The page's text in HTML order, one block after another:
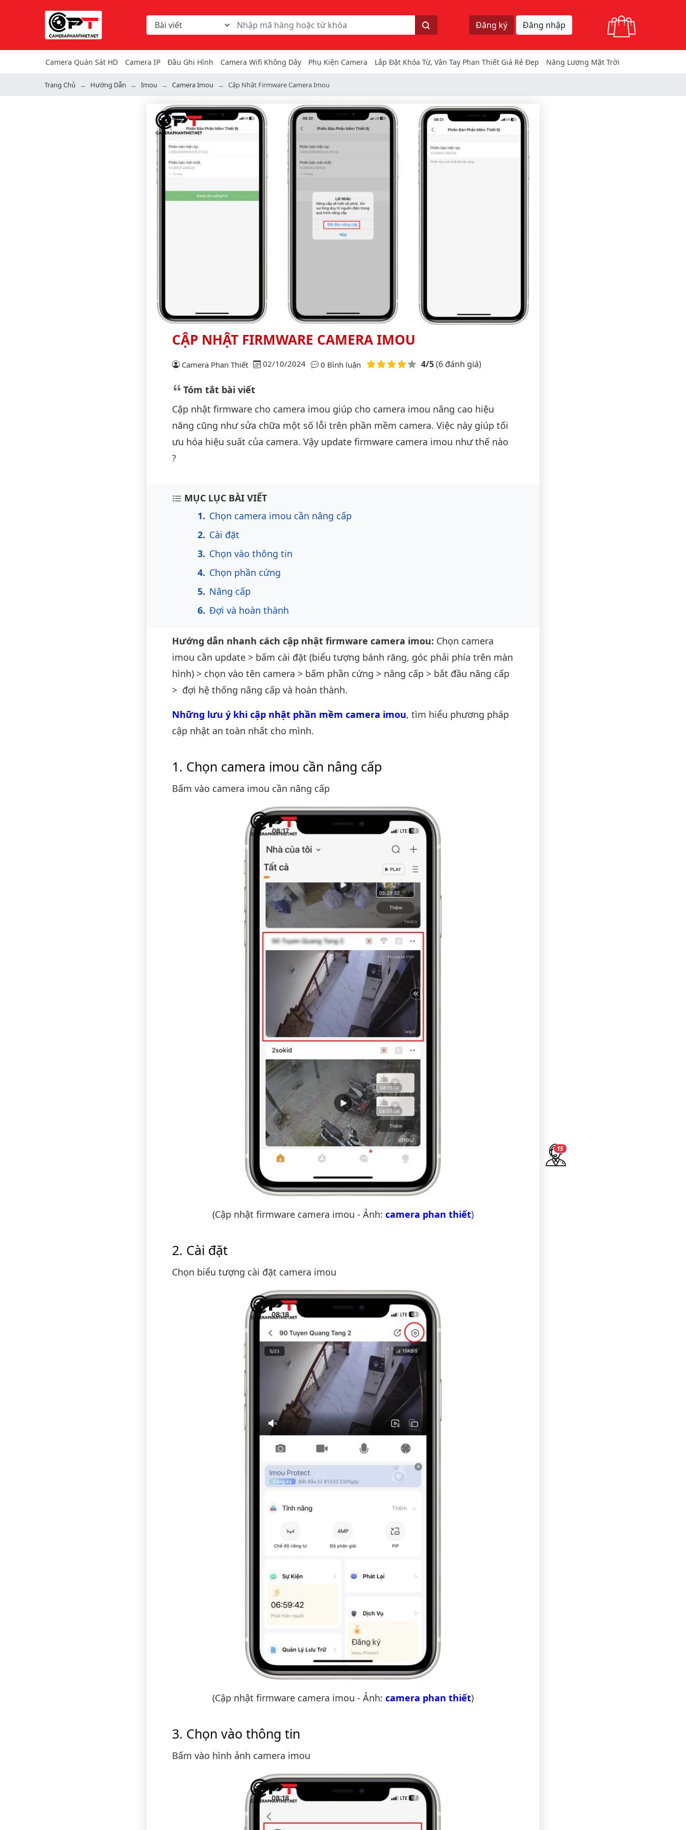
Chọn danh mục tìm kiếm
Từ khóa hoặc mã hàng
Tìm kiếm
Đăng ký Đăng nhập
Camera Quán Sát HD Camera IP Đầu Ghi Hình Camera Wifi Không Dây Phụ Kiện Camera Lắp Đặt Khóa Từ, Vân Tay Phan Thiết Giá Rẻ Đẹp Năng Lượng Mặt Trời
Trang Chủ Hướng Dẫn Imou Camera Imou Cập Nhật Firmware Camera Imou
14
CẬP NHẬT FIRMWARE CAMERA IMOU
Camera Phan Thiết 02/10/2024 0 Bình luận Điểm đánh giá 4/5(6 đánh giá)
Tóm tắt bài viết
Cập nhật firmware cho camera imou giúp cho camera imou nâng cao hiệu
năng cũng như sửa chữa một số lỗi trên phần mềm camera. Việc này giúp tối
ưu hóa hiệu suất của camera. Vậy update firmware camera imou như thế nào
?
Nội dung bài viết
MỤC LỤC BÀI VIẾT
Chọn camera imou cần nâng cấp
Cài đặt
Chọn vào thông tin
Chọn phần cứng
Nâng cấp
Đợi và hoàn thành
Hướng dẫn nhanh cách cập nhật firmware camera imou: Chọn camera
imou cần update > bấm cài đặt (biểu tượng bánh răng, góc phải phía trên màn
hình) > chọn vào tên camera > bấm phần cứng > nâng cấp > bắt đầu nâng cấp
> đợi hệ thống nâng cấp và hoàn thành.
Những lưu ý khi cập nhật phần mềm camera imou, tìm hiểu phương pháp
cập nhật an toàn nhất cho mình.
Chọn camera imou cần nâng cấp
Bấm vào camera imou cần nâng cấp
(Cập nhật firmware camera imou - Ảnh: camera phan thiết)
Cài đặt
Chọn biểu tượng cài đặt camera imou
(Cập nhật firmware camera imou - Ảnh: camera phan thiết)
Chọn vào thông tin
Bấm vào hình ảnh camera imou